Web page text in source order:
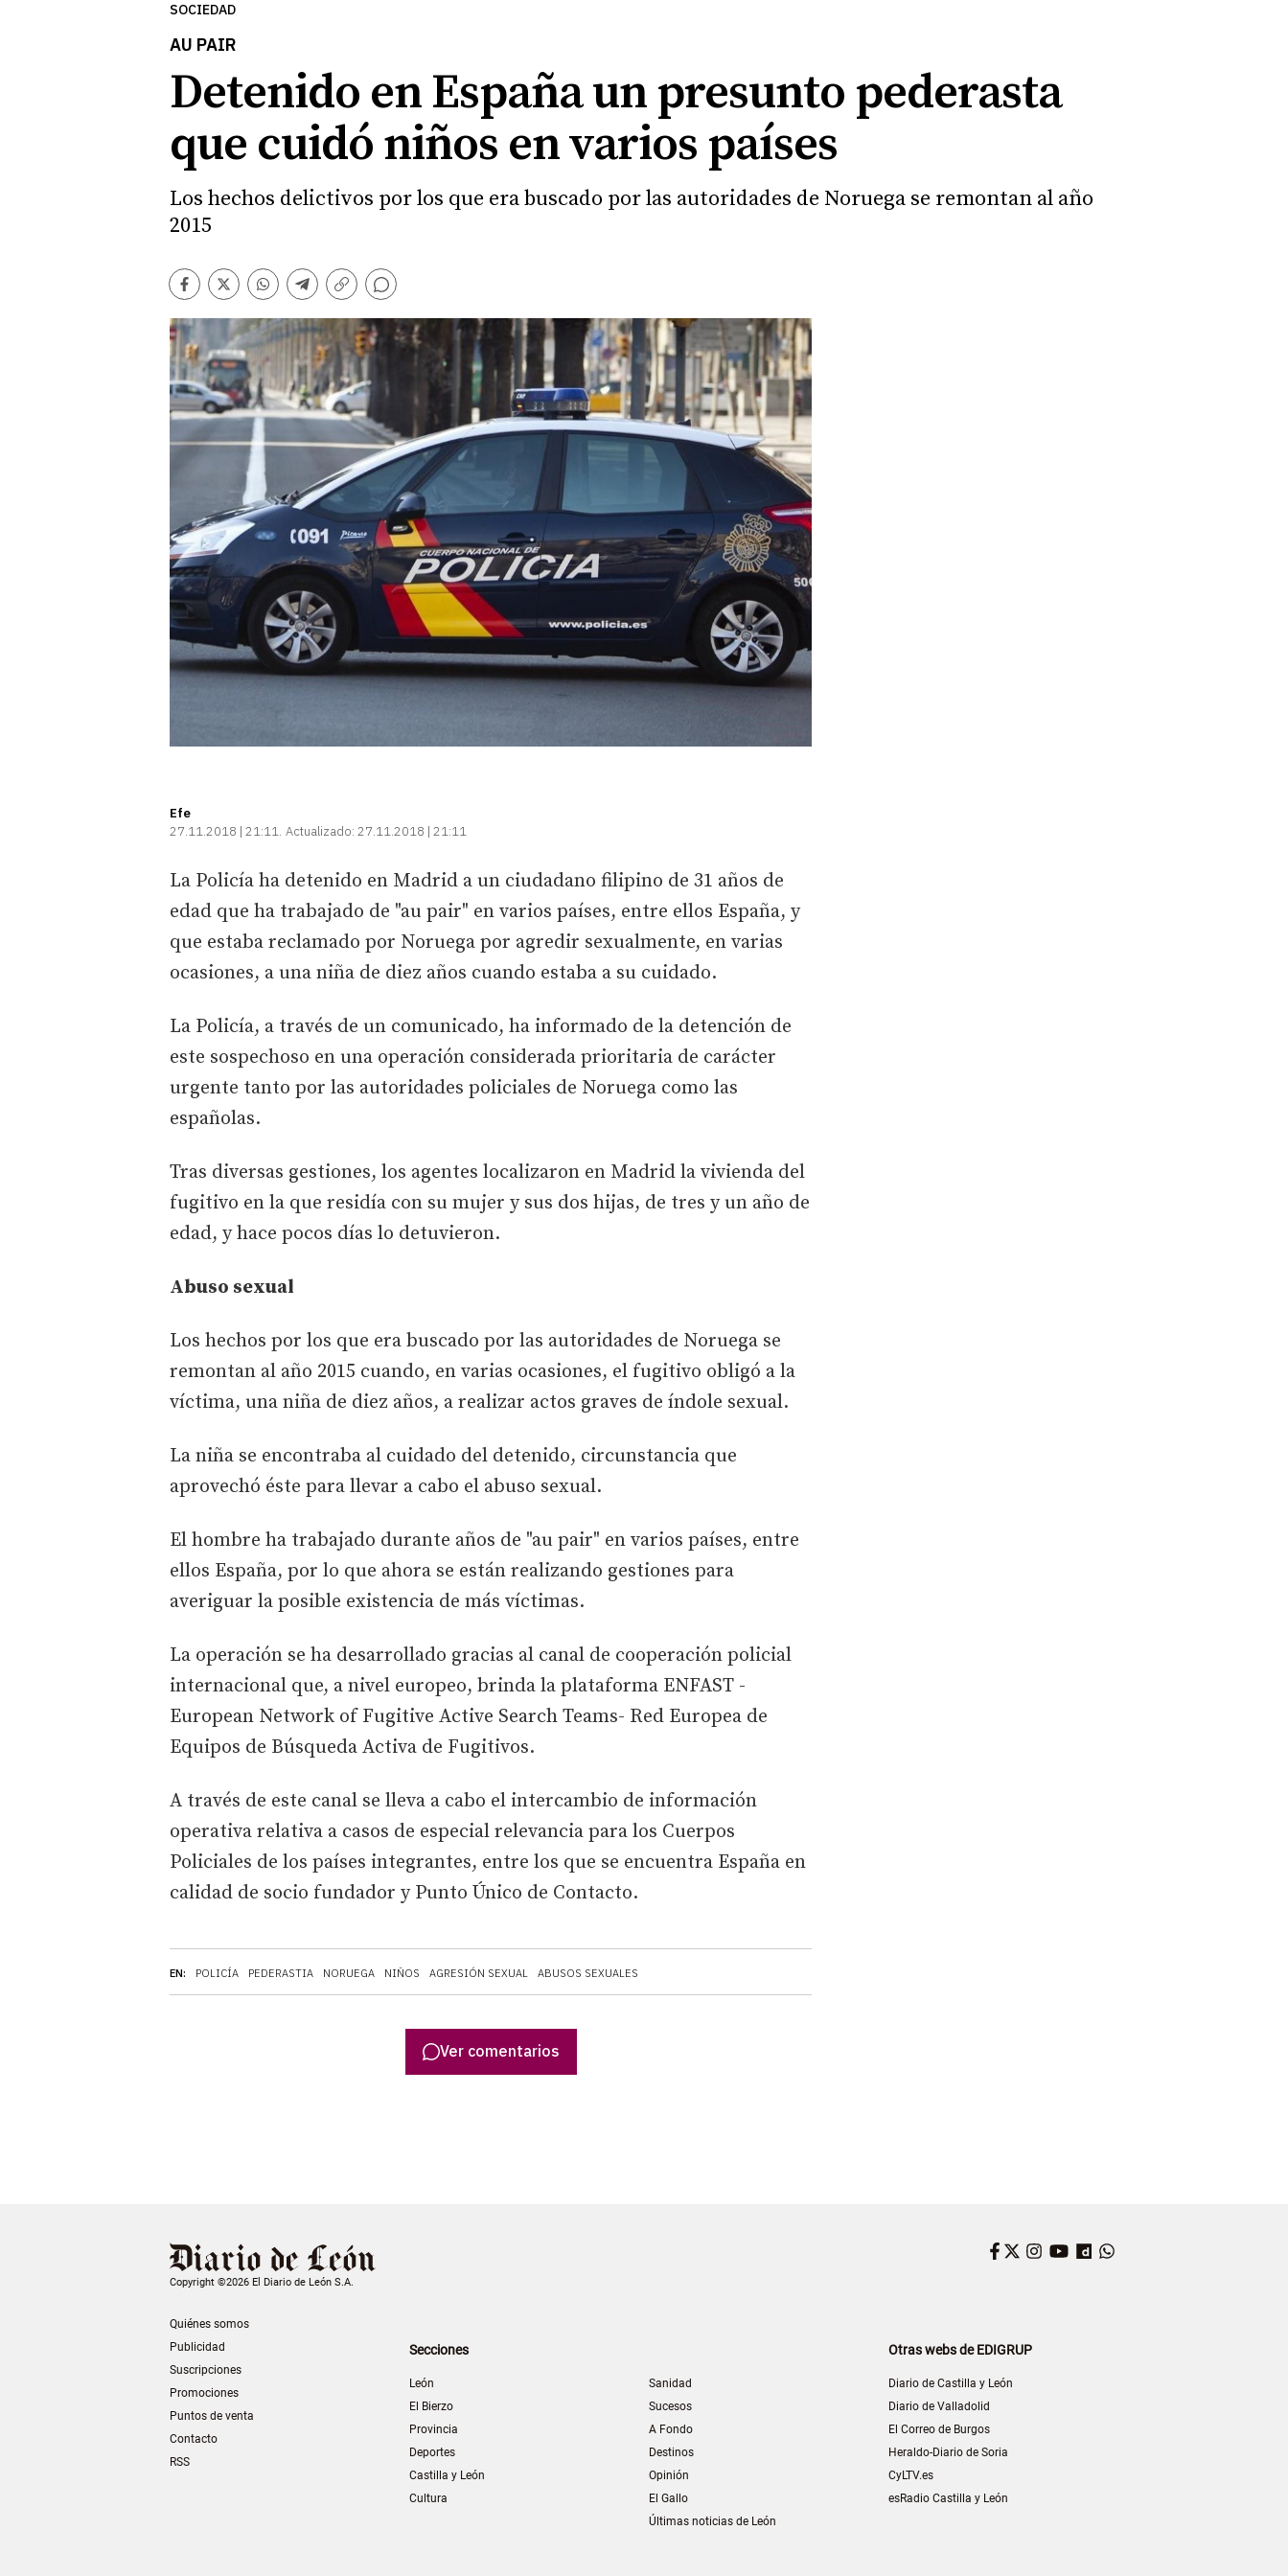
SOCIEDAD
AU PAIR
Detenido en España un presunto pederasta
que cuidó niños en varios países
Los hechos delictivos por los que era buscado por las autoridades de Noruega se remontan al año
2015
Facebook
TwitterWhatsapp
Telegram
Copiar
enlace
Comentarios
Efe
27.11.2018 | 21:11 Actualizado: 27.11.2018 | 21:11
EN: POLICÍA PEDERASTIA NORUEGA NIÑOS AGRESIÓN SEXUAL ABUSOS SEXUALES
La Policía ha detenido en Madrid a un ciudadano filipino de 31 años de
edad que ha trabajado de "au pair" en varios países, entre ellos España, y
que estaba reclamado por Noruega por agredir sexualmente, en varias
ocasiones, a una niña de diez años cuando estaba a su cuidado.
La Policía, a través de un comunicado, ha informado de la detención de
este sospechoso en una operación considerada prioritaria de carácter
urgente tanto por las autoridades policiales de Noruega como las
españolas.
Tras diversas gestiones, los agentes localizaron en Madrid la vivienda del
fugitivo en la que residía con su mujer y sus dos hijas, de tres y un año de
edad, y hace pocos días lo detuvieron.
Abuso sexual
Los hechos por los que era buscado por las autoridades de Noruega se
remontan al año 2015 cuando, en varias ocasiones, el fugitivo obligó a la
víctima, una niña de diez años, a realizar actos graves de índole sexual.
La niña se encontraba al cuidado del detenido, circunstancia que
aprovechó éste para llevar a cabo el abuso sexual.
El hombre ha trabajado durante años de "au pair" en varios países, entre
ellos España, por lo que ahora se están realizando gestiones para
averiguar la posible existencia de más víctimas.
La operación se ha desarrollado gracias al canal de cooperación policial
internacional que, a nivel europeo, brinda la plataforma ENFAST -
European Network of Fugitive Active Search Teams- Red Europea de
Equipos de Búsqueda Activa de Fugitivos.
A través de este canal se lleva a cabo el intercambio de información
operativa relativa a casos de especial relevancia para los Cuerpos
Policiales de los países integrantes, entre los que se encuentra España en
calidad de socio fundador y Punto Único de Contacto.
Ver comentarios
Copyright ©2026 El Diario de León S.A.
Quiénes somos
Publicidad
Suscripciones
Promociones
Puntos de venta
Contacto
RSS
Facebook
Twitter
Instagram
YouTube
Dailymotion
Secciones
León
El Bierzo
Provincia
Deportes
Castilla y León
Cultura
Sanidad
Sucesos
A Fondo
Destinos
Opinión
El Gallo
Últimas noticias de León
Otras webs de EDIGRUP
Diario de Castilla y León
Diario de Valladolid
El Correo de Burgos
Heraldo-Diario de Soria
CyLTV.es
esRadio Castilla y León